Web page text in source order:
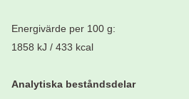
Energivärde per 100 g:
1858 kJ / 433 kcal
Analytiska beståndsdelar